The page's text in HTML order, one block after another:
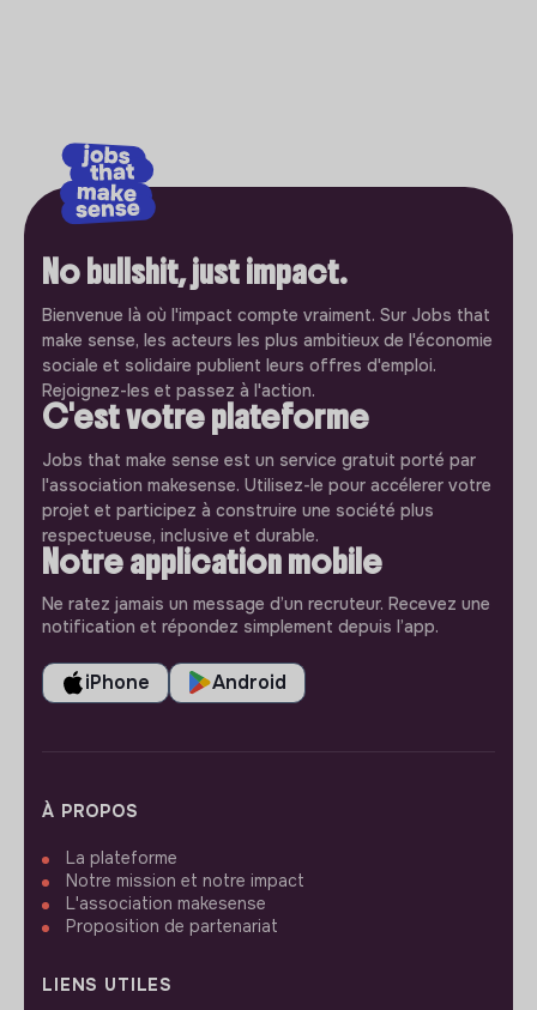
No bullshit, just impact.
Bienvenue là où l'impact compte vraiment. Sur Jobs that
make sense, les acteurs les plus ambitieux de l'économie
sociale et solidaire publient leurs offres d'emploi.
Rejoignez-les et passez à l'action.
C'est votre plateforme
Jobs that make sense est un service gratuit porté par
l'association makesense. Utilisez-le pour accélerer votre
projet et participez à construire une société plus
respectueuse, inclusive et durable.
Notre application mobile
Ne ratez jamais un message d’un recruteur. Recevez une
notification et répondez simplement depuis l’app.
iPhone Android
À PROPOS
La plateforme
Notre mission et notre impact
L'association makesense
Proposition de partenariat
LIENS UTILES